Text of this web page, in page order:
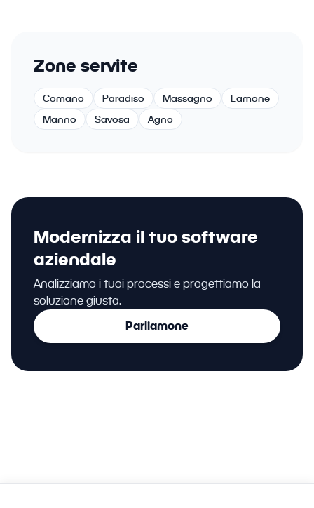
Zone servite
Comano Paradiso Massagno
Lamone
Manno
Savosa Agno
Modernizza il tuo software
aziendale
Analizziamo i tuoi processi e progettiamo la
soluzione giusta.
Parliamone